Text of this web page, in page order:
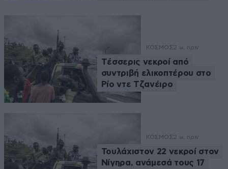
ΚΟΣΜΟΣ2 ω. πριν
Tέσσερις νεκροί από
συντριβή ελικοπτέρου στο
Ρίο ντε Τζανέιρο
ΚΟΣΜΟΣ2 ω. πριν
Τουλάχιστον 22 νεκροί στον
Νίγηρα, ανάμεσά τους 17